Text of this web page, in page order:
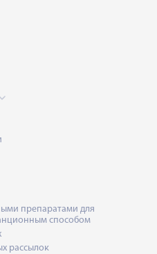
препаратами для
способом
рассылок